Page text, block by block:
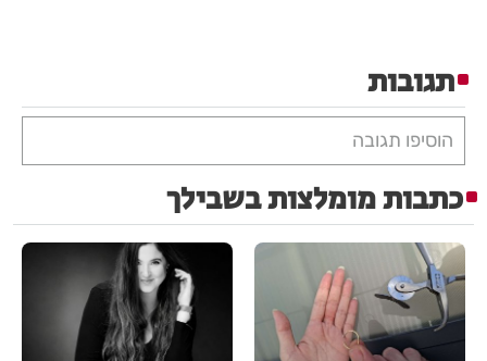
תגובות
הוסיפו תגובה
כתבות מומלצות בשבילך